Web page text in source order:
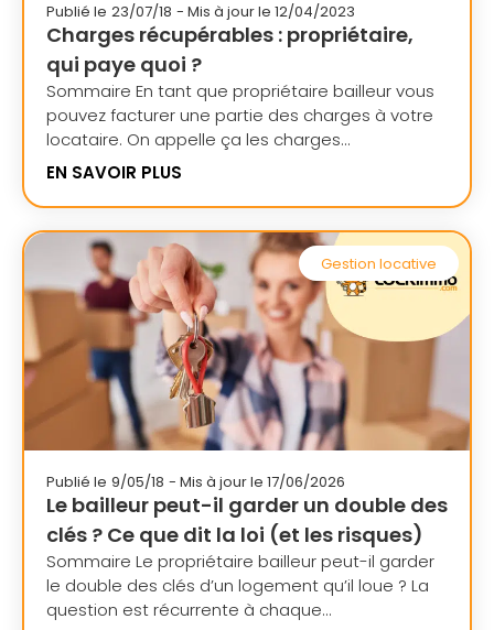
Publié le 23/07/18 - Mis à jour le 12/04/2023
Charges récupérables : propriétaire,
qui paye quoi ?
Sommaire En tant que propriétaire bailleur vous
pouvez facturer une partie des charges à votre
locataire. On appelle ça les charges...
EN SAVOIR PLUS
Gestion locative
Publié le 9/05/18 - Mis à jour le 17/06/2026
Le bailleur peut-il garder un double des
clés ? Ce que dit la loi (et les risques)
Sommaire Le propriétaire bailleur peut-il garder
le double des clés d’un logement qu’il loue ? La
question est récurrente à chaque...